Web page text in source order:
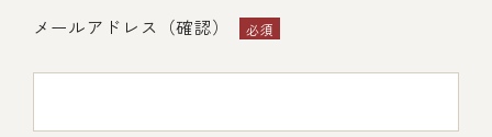
メールアドレス（確認） 必須